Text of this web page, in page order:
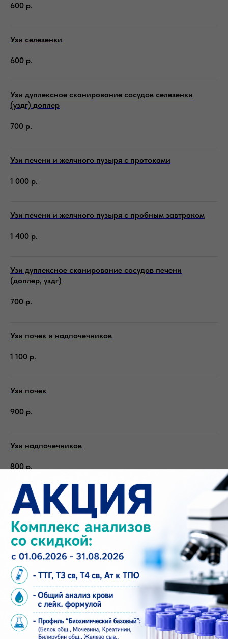
600 р.
Узи селезенки
600 р.
Узи дуплексное сканирование сосудов селезенки
(уздг) доплер
700 р.
Узи печени и желчного пузыря с протоками
1 000 р.
Узи печени и желчного пузыря с пробным завтраком
1 400 р.
Узи дуплексное сканирование сосудов печени
(доплер, уздг)
700 р.
Узи почек и надпочечников
1 100 р.
Узи почек
900 р.
Узи надпочечников
800 р.
Узи дуплексное сканирование артерий почек (уздг)
доплер
1 100 р.
Узи щитовидной железы
1 100 р.
Узи мочевого пузыря (без определения остаточной
мочи)